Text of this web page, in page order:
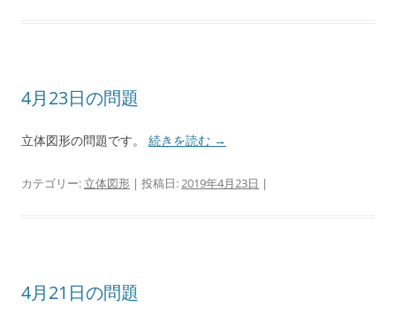
4月23日の問題
立体図形の問題です。 続きを読む →
カテゴリー: 立体図形 | 投稿日:2019年4月23日 |
4月21日の問題